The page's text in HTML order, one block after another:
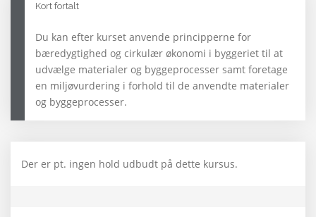
Kort fortalt
Du kan efter kurset anvende principperne for
bæredygtighed og cirkulær økonomi i byggeriet til at
udvælge materialer og byggeprocesser samt foretage
en miljøvurdering i forhold til de anvendte materialer
og byggeprocesser.
Der er pt. ingen hold udbudt på dette kursus.